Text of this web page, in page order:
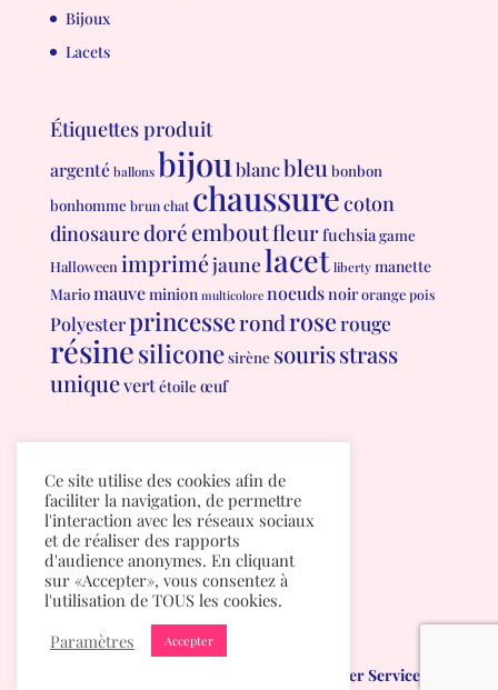
Bijoux
Lacets
Étiquettes produit
argenté ballons bijou blancbleu bonbon
bonhomme brun chat chaussurecoton
dinosauredoré emboutfleurfuchsiagame
Halloween impriméjaunelacet liberty manette
Mariomauveminion multicolore noeudsnoirorange pois
Polyesterprincesserondroserouge
résinesiliconesirène sourisstrass
uniquevertétoile œuf
Politique de confidentialité
Albuma Computer Services
Ce site utilise des cookies afin de
faciliter la navigation, de permettre
l'interaction avec les réseaux sociaux
et de réaliser des rapports
d'audience anonymes. En cliquant
sur «Accepter», vous consentez à
l'utilisation de TOUS les cookies.
Paramètres
Accepter